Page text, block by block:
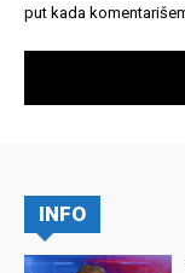
put kada
INFO